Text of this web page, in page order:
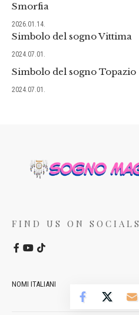
Smorfia
2026.01.14.
Simbolo del sogno Vittima
2024.07.01.
Simbolo del sogno Topazio
2024.07.01.
FIND US ON SOCIALS
NOMI ITALIANI